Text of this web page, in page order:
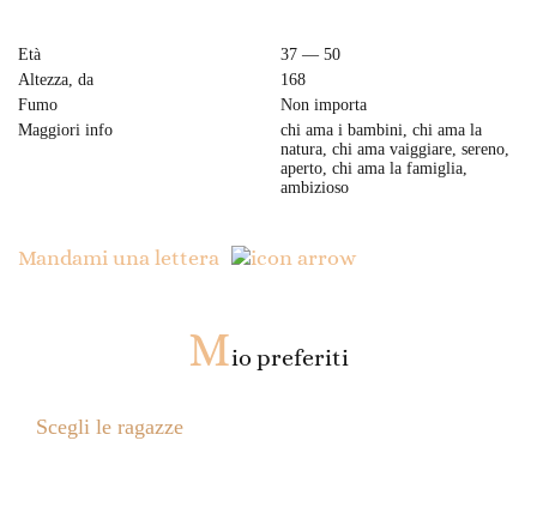
Età
37 — 50
Altezza, da
168
Fumo
Non importa
Maggiori info
chi ama i bambini, chi ama la
natura, chi ama vaiggiare, sereno,
aperto, chi ama la famiglia,
ambizioso
Mandami una lettera
Mio preferiti
Scegli le ragazze